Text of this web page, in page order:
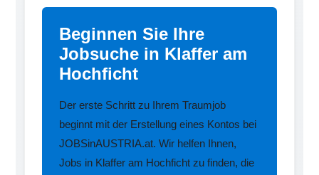
Beginnen Sie Ihre
Jobsuche in Klaffer am
Hochficht
Der erste Schritt zu Ihrem Traumjob
beginnt mit der Erstellung eines Kontos bei
JOBSinAUSTRIA.at. Wir helfen Ihnen,
Jobs in Klaffer am Hochficht zu finden, die